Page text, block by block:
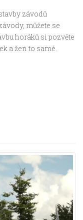
závodů
můžete se
horáků si pozvěte
a žen to samé.